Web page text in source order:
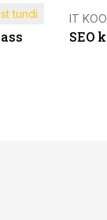
tundi IT
SEO